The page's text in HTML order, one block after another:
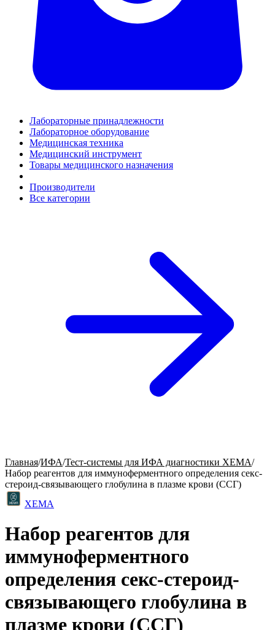
Лабораторные принадлежности
Лабораторное оборудование
Медицинская техника
Медицинский инструмент
Товары медицинского назначения
Производители
Все категории
Главная/ИФА/Тест-системы для ИФА диагностики ХЕМА/
Набор реагентов для иммуноферментного определения секс-
стероид-связывающего глобулина в плазме крови (ССГ)
ХЕМА
Набор реагентов для
иммуноферментного
определения секс-стероид-
связывающего глобулина в
плазме крови (ССГ)